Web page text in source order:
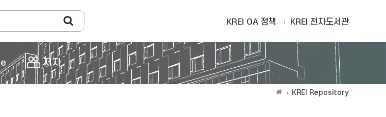
KREI OA 정책 KREI 전자도서관
저자
KREI Repository